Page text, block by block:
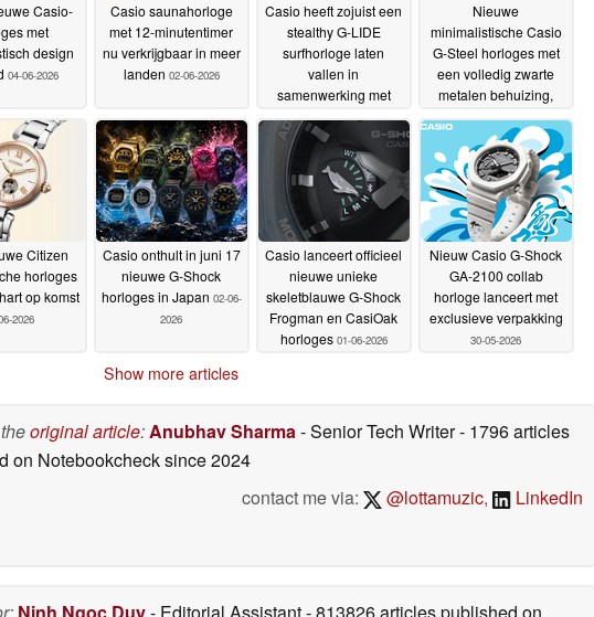
Casio-
met
design
04-06-2026
Casio saunahorloge
met 12-minutentimer
nu verkrijgbaar in meer
landen 02-06-2026
Casio heeft zojuist een
stealthy G-LIDE
surfhorloge laten
vallen in
samenwerking met
Japan02-06-2026
Nieuwe
minimalistische Casio
G-Steel horloges met
een volledig zwarte
metalen behuizing,
Bluetooth02-06-2026
Citizen
horloges
op komst
2026
Casio onthult in juni 17
nieuwe G-Shock
horloges in Japan 02-06-
2026
Casio lanceert officieel
nieuwe unieke
skeletblauwe G-Shock
Frogman en CasiOak
horloges 01-06-2026
Nieuw Casio G-Shock
GA-2100 collab
horloge lanceert met
exclusieve verpakking
30-05-2026
Show more articles
original article:Anubhav Sharma- Senior Tech Writer- 1796 articles
on Notebookchecksince 2024
contact me via:
@lottamuzic, LinkedIn
Ninh Ngoc Duy- Editorial Assistant- 813826 articles published on